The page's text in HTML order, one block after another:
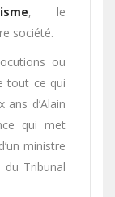
, le
société.
ou
tout ce qui
d’Alain
qui met
ministre
du Tribunal